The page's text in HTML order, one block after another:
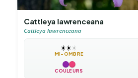
Cattleya lawrenceana
Cattleya lawrenceana
☀️☀️☀️
MI-OMBRE
COULEURS